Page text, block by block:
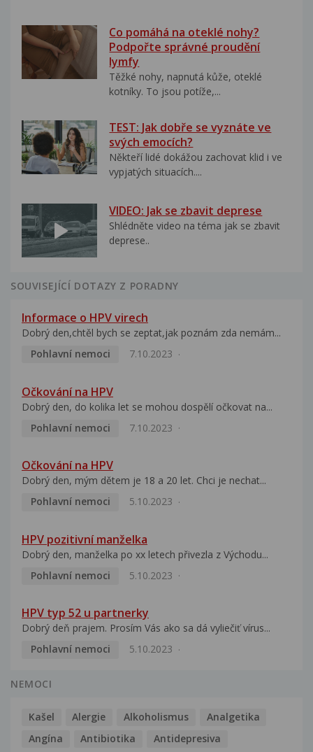
Co pomáhá na oteklé nohy?
Podpořte správné proudění
lymfy
Těžké nohy, napnutá kůže, oteklé
kotníky. To jsou potíže,...
TEST: Jak dobře se vyznáte ve
svých emocích?
Někteří lidé dokážou zachovat klid i ve
vypjatých situacích....
VIDEO: Jak se zbavit deprese
Shlédněte video na téma jak se zbavit
deprese..
SOUVISEJÍCÍ DOTAZY Z PORADNY
Informace o HPV virech
Dobrý den,chtěl bych se zeptat,jak poznám zda nemám...
Pohlavní nemoci
7.10.2023
Očkování na HPV
Dobrý den, do kolika let se mohou dospělí očkovat na...
Pohlavní nemoci
7.10.2023
Očkování na HPV
Dobrý den, mým dětem je 18 a 20 let. Chci je nechat...
Pohlavní nemoci
5.10.2023
HPV pozitivní manželka
Dobrý den, manželka po xx letech přivezla z Východu...
Pohlavní nemoci
5.10.2023
HPV typ 52 u partnerky
Dobrý deň prajem. Prosím Vás ako sa dá vyliečiť vírus...
Pohlavní nemoci
5.10.2023
NEMOCI
Kašel Alergie Alkoholismus
Analgetika
Angína
Antibiotika
Antidepresiva